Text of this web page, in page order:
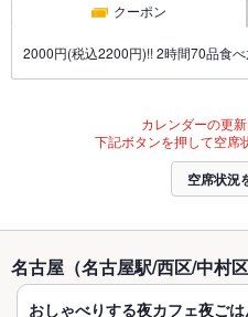
クーポン
2000円(税込2200円)!! 2時間70品食
カレンダーの更新
下記ボタンを押して空席
空席状況
名古屋（名古屋駅/西区/中村
おしゃべりする夜カフェ夜ご